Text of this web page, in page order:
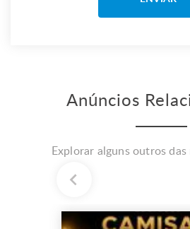
Anúncios
Explorar alguns outros